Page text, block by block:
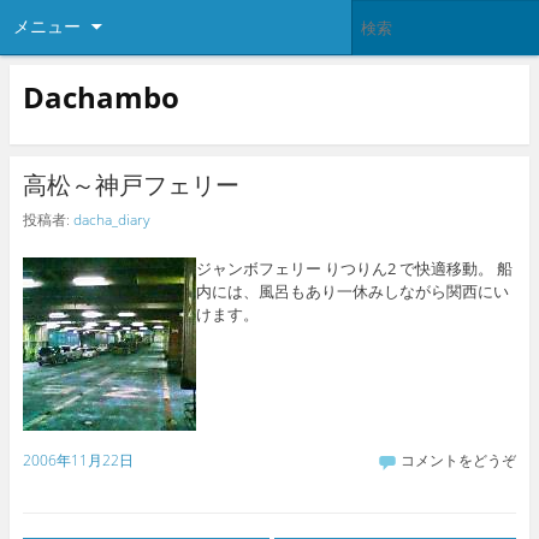
メニュー
Dachambo
高松～神戸フェリー
投稿者: dacha_diary
ジャンボフェリー りつりん2 で快適移動。 船
内には、風呂もあり一休みしながら関西にい
けます。
2006年11月22日 コメントをどうぞ